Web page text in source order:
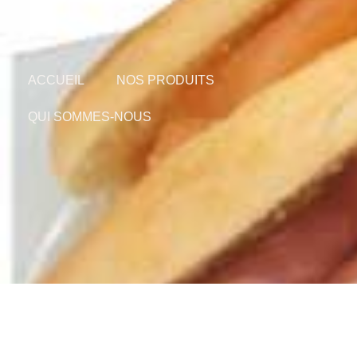
Nous contacter : 03 22 24 00 64
ACCUEIL NOS PRODUITS
QUI SOMMES-NOUS